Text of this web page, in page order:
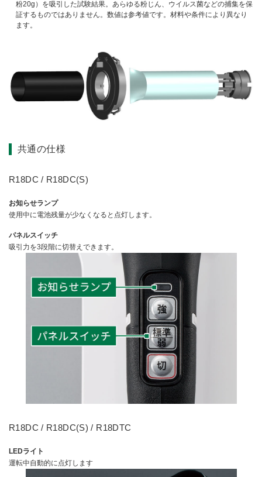
粉20g）を吸引した試験結果。あらゆる粉じん、ウイルス菌などの捕集を保
証するものではありません。数値は参考値です。材料や条件により異なり
ます。
共通の仕様
R18DC / R18DC(S)
お知らせランプ
使用中に電池残量が少なくなると点灯します。
パネルスイッチ
吸引力を3段階に切替えできます。
R18DC / R18DC(S) / R18DTC
LEDライト
運転中自動的に点灯します